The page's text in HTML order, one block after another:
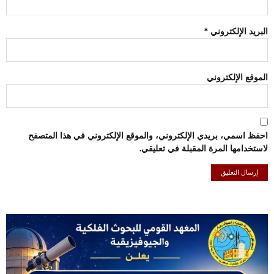
البريد الإلكتروني *
الموقع الإلكتروني
احفظ اسمي، بريدي الإلكتروني، والموقع الإلكتروني في هذا المتصفح
لاستخدامها المرة المقبلة في تعليقي.